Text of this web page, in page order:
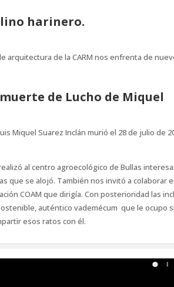
harinero.
arquitectura de la CARM nos enfrenta de
de Lucho de Miquel
Miquel Suarez Inclán murió el 28 de julio de
al centro agroecológico de Bullas
que se alojó. También nos invitó a colaborar
COAM que dirigía. Con posterioridad las
auténtico vademécum que le ocupo
esos ratos con él.